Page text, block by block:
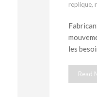
replique,
les
Read